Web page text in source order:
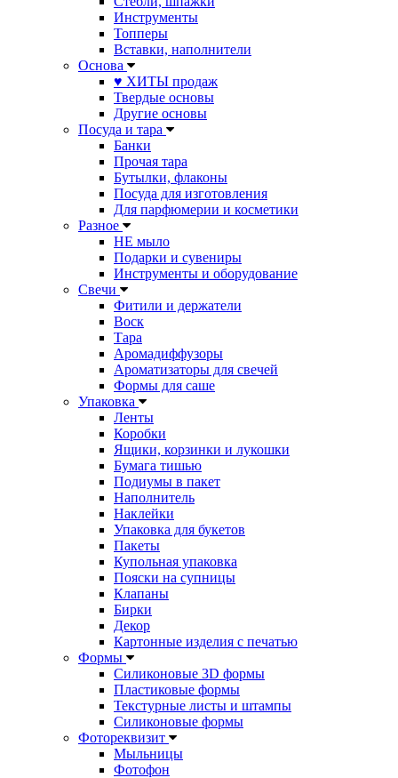
Инструменты
Топперы
Вставки, наполнители
Основа
♥ ХИТЫ продаж
Твердые основы
Другие основы
Посуда и тара
Банки
Прочая тара
Бутылки, флаконы
Посуда для изготовления
Для парфюмерии и косметики
Разное
НЕ мыло
Подарки и сувениры
Инструменты и оборудование
Свечи
Фитили и держатели
Воск
Тара
Аромадиффузоры
Ароматизаторы для свечей
Формы для саше
Упаковка
Ленты
Коробки
Ящики, корзинки и лукошки
Бумага тишью
Подиумы в пакет
Наполнитель
Наклейки
Упаковка для букетов
Пакеты
Купольная упаковка
Пояски на супницы
Клапаны
Бирки
Декор
Картонные изделия с печатью
Формы
Силиконовые 3D формы
Пластиковые формы
Текстурные листы и штампы
Силиконовые формы
Фотореквизит
Мыльницы
Фотофон